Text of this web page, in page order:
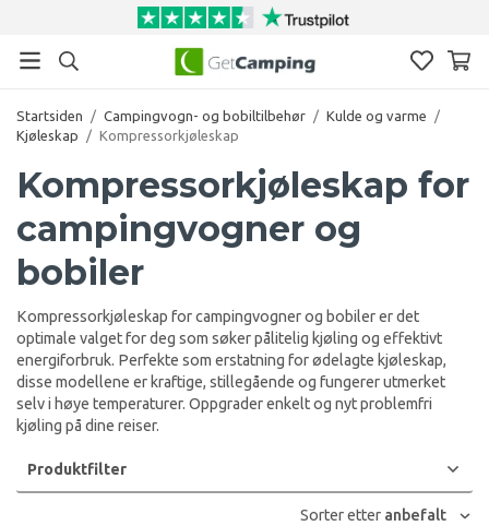
Startsiden / Campingvogn- og bobiltilbehør / Kulde og varme
/
Kjøleskap
/ Kompressorkjøleskap
Kompressorkjøleskap for
campingvogner og
bobiler
Kompressorkjøleskap for campingvogner og bobiler er det
optimale valget for deg som søker pålitelig kjøling og effektivt
energiforbruk. Perfekte som erstatning for ødelagte kjøleskap,
disse modellene er kraftige, stillegående og fungerer utmerket
selv i høye temperaturer. Oppgrader enkelt og nyt problemfri
kjøling på dine reiser.
Produktfilter
Sorter etter anbefalt